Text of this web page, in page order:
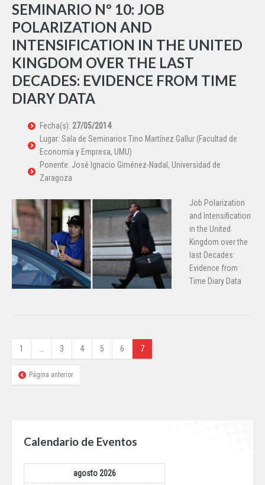
SEMINARIO Nº 10: JOB
POLARIZATION AND
INTENSIFICATION IN THE UNITED
KINGDOM OVER THE LAST
DECADES: EVIDENCE FROM TIME
DIARY DATA
Fecha(s): 27/05/2014
Lugar: Sala de Seminarios Tino Martínez Gallur (Facultad de
Economía y Empresa, UMU)
Ponente: José Ignacio Giménez-Nadal, Universidad de
Zaragoza
Job Polarization
and Intensification
in the United
Kingdom over the
last Decades:
Evidence from
Time Diary Data
1 3 4 5 6 7
Página anterior
Calendario de Eventos
agosto 2026